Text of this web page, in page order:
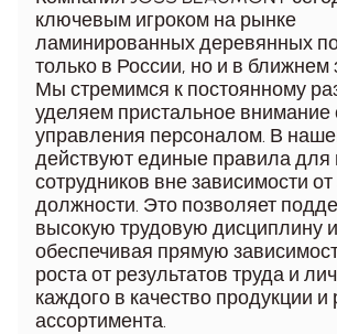
ключевым игроком на рынке
ламинированных деревянных
только в России, но и в ближнем
Мы стремимся к постоянному
уделяем пристальное внимание
управления персоналом. В
действуют единые правила для
сотрудников вне зависимости
должности. Это позволяет
высокую трудовую дисциплину
обеспечивая прямую
роста от результатов труда и
каждого в качество продукции и
ассортимента.